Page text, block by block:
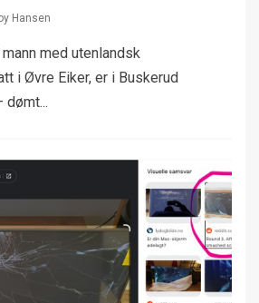
Hansen
med utenlandsk
i Øvre Eiker, er i Buskerud
dømt...